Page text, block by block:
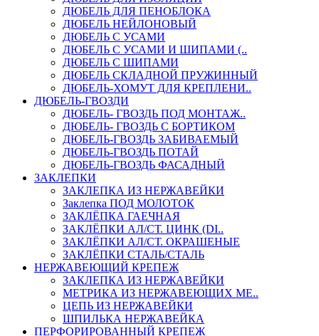
ДЮБЕЛЬ ДЛЯ ПЕНОБЛОКА
ДЮБЕЛЬ НЕЙЛОНОВЫЙ
ДЮБЕЛЬ С УСАМИ
ДЮБЕЛЬ С УСАМИ И ШИПАМИ (..
ДЮБЕЛЬ С ШИПАМИ
ДЮБЕЛЬ СКЛАДНОЙ ПРУЖИННЫЙ
ДЮБЕЛЬ-ХОМУТ ДЛЯ КРЕПЛЕНИ..
ДЮБЕЛЬ-ГВОЗДИ
ДЮБЕЛЬ- ГВОЗДЬ ПОД МОНТАЖ..
ДЮБЕЛЬ- ГВОЗДЬ С БОРТИКОМ
ДЮБЕЛЬ-ГВОЗДЬ ЗАБИВАЕМЫЙ
ДЮБЕЛЬ-ГВОЗДЬ ПОТАЙ
ДЮБЕЛЬ-ГВОЗДЬ ФАСАДНЫЙ
ЗАКЛЕПКИ
ЗАКЛЕПКА ИЗ НЕРЖАВЕЙКИ
Заклепка ПОД МОЛОТОК
ЗАКЛЁПКА ГАЕЧНАЯ
ЗАКЛЁПКИ АЛ/СТ. ЦИНК (DI..
ЗАКЛЁПКИ АЛ/СТ. ОКРАШЕНЫЕ
ЗАКЛЁПКИ СТАЛЬ/СТАЛЬ
НЕРЖАВЕЮЩИЙ КРЕПЕЖ
ЗАКЛЕПКА ИЗ НЕРЖАВЕЙКИ
МЕТРИКА ИЗ НЕРЖАВЕЮЩИХ МЕ..
ЦЕПЬ ИЗ НЕРЖАВЕЙКИ
ШПИЛЬКА НЕРЖАВЕЙКА
ПЕРФОРИРОВАННЫЙ КРЕПЕЖ